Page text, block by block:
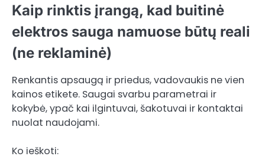
Kaip rinktis įrangą, kad buitinė
elektros sauga namuose būtų reali
(ne reklaminė)
Renkantis apsaugą ir priedus, vadovaukis ne vien
kainos etikete. Saugai svarbu parametrai ir
kokybė, ypač kai ilgintuvai, šakotuvai ir kontaktai
nuolat naudojami.
Ko ieškoti: